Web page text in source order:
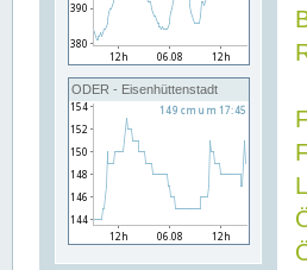
ODER - Eisenhüttenstadt